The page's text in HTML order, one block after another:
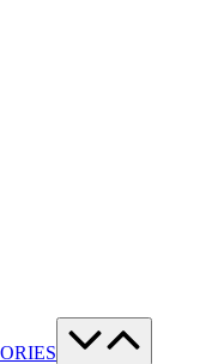
Menü-
Schalter